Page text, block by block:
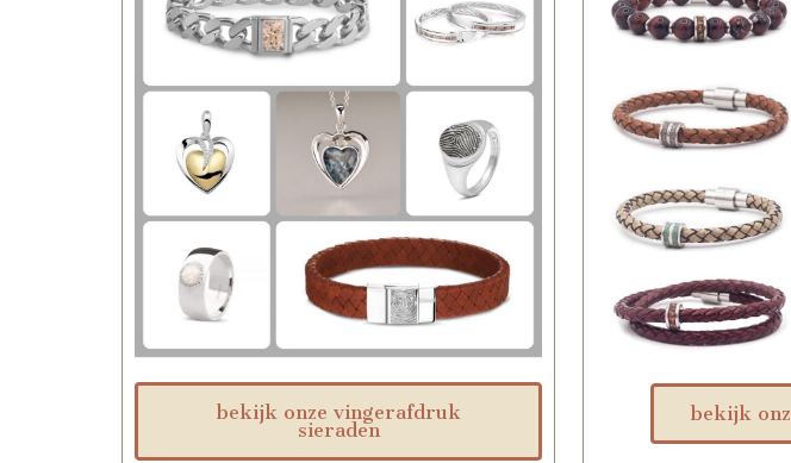
bekijk onze vingerafdruk
sieraden
bekijk